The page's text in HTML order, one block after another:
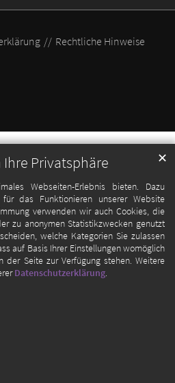
Privatsphäre
Webseiten-Erlebnis bieten. Dazu
das Funktionieren unserer Website
verwenden wir auch Cookies, die
zu anonymen Statistikzwecken genutzt
welche Kategorien Sie zulassen
auf Basis Ihrer Einstellungen womöglich
der Seite zur Verfügung stehen. Weitere
Datenschutzerklärung.
✕
Rechtliche Hinweise